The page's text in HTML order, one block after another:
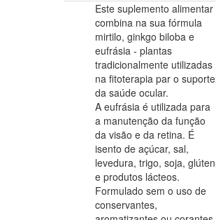
Este suplemento alimentar
combina na sua fórmula
mirtilo, ginkgo biloba e
eufrásia - plantas
tradicionalmente utilizadas
na fitoterapia par o suporte
da saúde ocular.
A eufrásia é utilizada para
a manutenção da função
da visão e da retina. É
isento de açúcar, sal,
levedura, trigo, soja, glúten
e produtos lácteos.
Formulado sem o uso de
conservantes,